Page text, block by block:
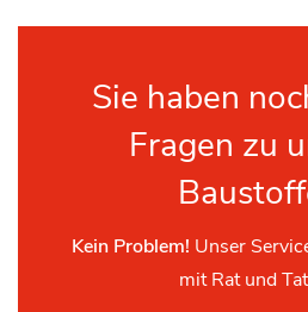
Sie haben
Fragen zu
Kein Problem! Unser
mit Rat und